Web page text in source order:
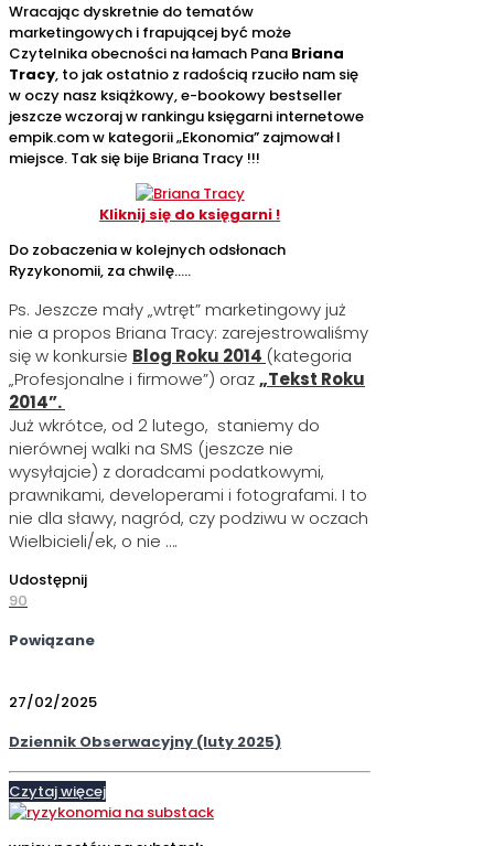
Wracając dyskretnie do tematów
marketingowych i frapującej być może
Czytelnika obecności na łamach Pana Briana
Tracy, to jak ostatnio z radością rzuciło nam się
w oczy nasz książkowy, e-bookowy bestseller
jeszcze wczoraj w rankingu księgarni internetowe
empik.com w kategorii „Ekonomia” zajmował I
miejsce. Tak się bije Briana Tracy !!!
Kliknij się do księgarni !
Do zobaczenia w kolejnych odsłonach
Ryzykonomii, za chwilę…..
Ps. Jeszcze mały „wtręt” marketingowy już
nie a propos Briana Tracy: zarejestrowaliśmy
się w konkursie Blog Roku 2014 (kategoria
„Profesjonalne i firmowe”) oraz„Tekst Roku
2014”.
Już wkrótce, od 2 lutego, staniemy do
nierównej walki na SMS (jeszcze nie
wysyłajcie) z doradcami podatkowymi,
prawnikami, developerami i fotografami. I to
nie dla sławy, nagród, czy podziwu w oczach
Wielbicieli/ek, o nie ….
Udostępnij
90
Powiązane
27/02/2025
Dziennik Obserwacyjny (luty 2025)
Czytaj więcej